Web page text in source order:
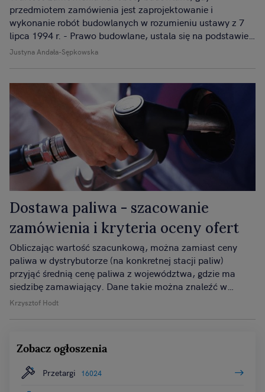
Justyna Andała-Sępkowska
przedmiotem zamówienia jest zaprojektowanie i
wykonanie robót budowlanych w rozumieniu ustawy z 7
lipca 1994 r. - Prawo budowlane, ustala się na podstawie
planowanych kosztów prac projektowych oraz
Dostawa paliwa - szacowanie
zamówienia i kryteria oceny ofert
Krzysztof Hodt
Obliczając wartość szacunkową, można zamiast ceny
paliwa w dystrybutorze (na konkretnej stacji paliw)
przyjąć średnią cenę paliwa z województwa, gdzie ma
siedzibę zamawiający. Dane takie można znaleźć w
Internecie (np. na stronie https://www.e-
Zobacz ogłoszenia
Przetargi 16024